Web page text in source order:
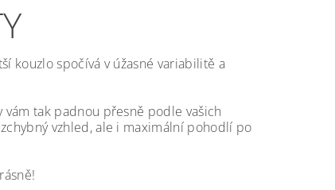
kouzlo spočívá v úžasné variabilitě a
vám tak padnou přesně podle vašich
vzhled, ale i maximální pohodlí po